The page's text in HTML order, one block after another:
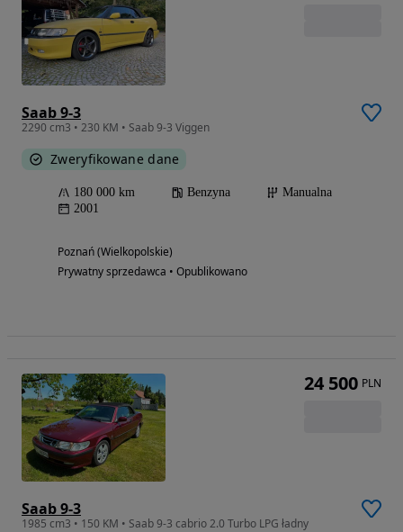
Saab 9-3
2290 cm3 • 230 KM • Saab 9-3 Viggen
Zweryfikowane dane
180 000 km Benzyna
Manualna
2001
Poznań (Wielkopolskie)
Prywatny sprzedawca • Opublikowano
Saab 9-3
1985 cm3 • 150 KM • Saab 9-3 cabrio 2.0 Turbo LPG ładny
24 500 PLN